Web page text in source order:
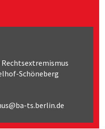
Schöneberg
ts.berlin.de